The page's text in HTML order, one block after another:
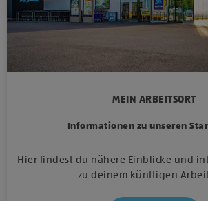
MEIN ARBEITSORT
Informationen zu unseren
Hier findest du nähere Einblicke und
zu deinem künftigen